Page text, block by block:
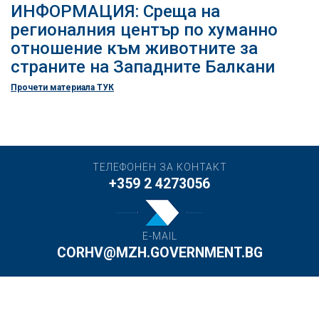
ИНФОРМАЦИЯ: Среща на
регионалния център по хуманно
отношение към животните за
страните на Западните Балкани
Прочети материала ТУК
ТЕЛЕФОНЕН ЗА КОНТАКТ
+359 2 4273056
E-MAIL
CORHV@MZH.GOVERNMENT.BG